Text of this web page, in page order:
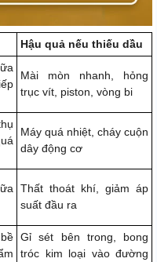
Hậu quả nếu thiếu dầu
Mài mòn nhanh, hỏng
trục vít, piston, vòng bi
Máy quá nhiệt, cháy cuộn
dây động cơ
Thất thoát khí, giảm áp
suất đầu ra
Gỉ sét bên trong, bong
tróc kim loại vào đường